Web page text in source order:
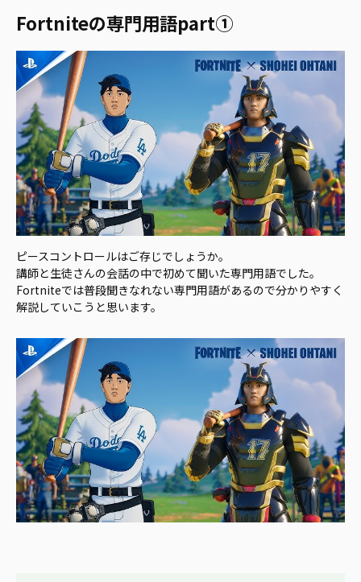
Fortniteの専門用語part①
ピースコントロールはご存じでしょうか。
講師と生徒さんの会話の中で初めて聞いた専門用語でした。
Fortniteでは普段聞きなれない専門用語があるので分かりやすく
解説していこうと思います。